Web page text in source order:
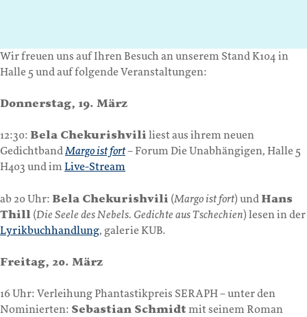
Wir freuen uns auf Ihren Besuch an unserem Stand K104 in
Halle 5 und auf folgende Veranstaltungen:
Donnerstag, 19. März
12:30: Bela Chekurishvili liest aus ihrem neuen
GedichtbandMargo ist fort– Forum Die Unabhängigen, Halle 5
H403 und imLive-Stream
ab 20 Uhr: Bela Chekurishvili (Margo ist fort) und Hans
Thill (Die Seele des Nebels. Gedichte aus Tschechien) lesen in der
Lyrikbuchhandlung, galerie KUB.
Freitag, 20. März
16 Uhr: Verleihung Phantastikpreis SERAPH – unter den
Nominierten: Sebastian Schmidt mit seinem Roman